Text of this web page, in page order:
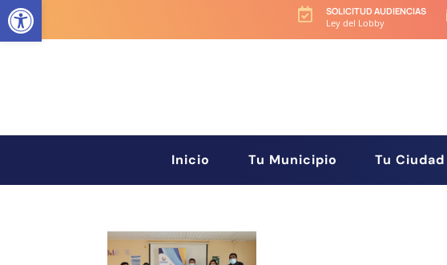

SOLICITUD AUDIENCIAS
Ley del Lobby
Inicio Tu Municipio Tu Ciudad